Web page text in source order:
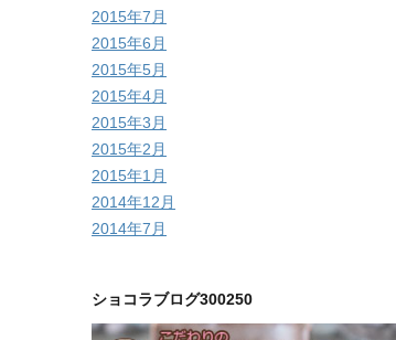
2015年7月
2015年6月
2015年5月
2015年4月
2015年3月
2015年2月
2015年1月
2014年12月
2014年7月
ショコラブログ300250